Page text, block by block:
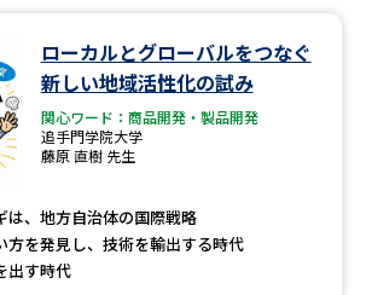
講義」 学問分野解説
夢ナビライブ
ユーザーサポート
大学進学IDについて
ローカルとグローバルをつなぐ
新しい地域活性化の試み
関心ワード：商品開発・製品開発
追手門学院大学
藤原 直樹 先生
は、地方自治体の国際戦略
方を発見し、技術を輸出する時代
出す時代